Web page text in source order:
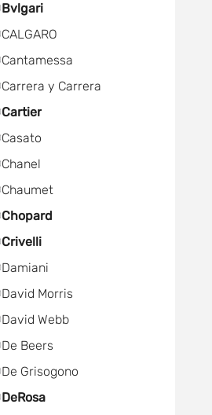
Bvlgari
CALGARO
Cantamessa
Carrera y Carrera
Cartier
Casato
Chanel
Chaumet
Chopard
Crivelli
Damiani
David Morris
David Webb
De Beers
De Grisogono
DeRosa